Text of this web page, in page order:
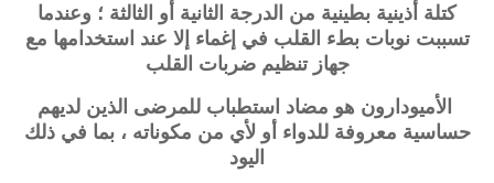
كتلة أذينية بطينية من الدرجة الثانية أو الثالثة ؛ وعندما
تسببت نوبات بطء القلب في إغماء إلا عند استخدامها مع
جهاز تنظيم ضربات القلب
الأميودارون هو مضاد استطباب للمرضى الذين لديهم
حساسية معروفة للدواء أو لأي من مكوناته ، بما في ذلك
اليود